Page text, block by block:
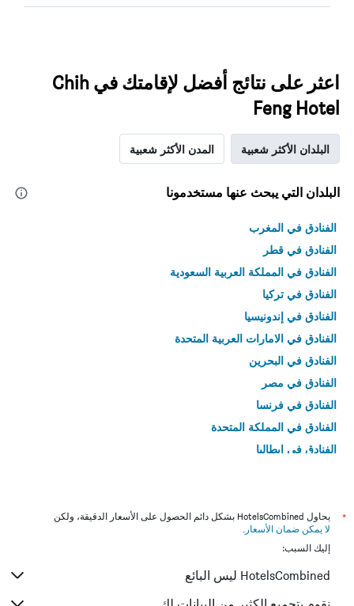
اعثر على نتائج أفضل لإقامتك في Chih
Feng Hotel
البلدان الأكثر شعبية المدن الأكثر شعبية
البلدان التي يبحث عنها مستخدمونا
الفنادق في المغرب
الفنادق في قطر
الفنادق في المملكة العربية السعودية
الفنادق في تركيا
الفنادق في إندونيسيا
الفنادق في الامارات العربية المتحدة
الفنادق في البحرين
الفنادق في مصر
الفنادق في فرنسا
الفنادق في المملكة المتحدة
الفنادق في إيطاليا
*
يحاول HotelsCombined بشكل دائم الحصول على الأسعار الدقيقة، ولكن
لا يمكن ضمان الأسعار .
إليك السبب:
HotelsCombined ليس البائع